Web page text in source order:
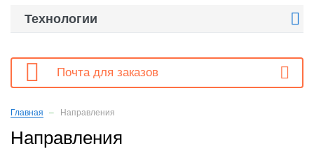
Технологии 
 Почта для заказов
Главная Направления
Направления